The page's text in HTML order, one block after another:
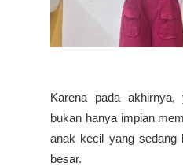
Karena pada akhirnya,
bukan hanya impian
anak kecil yang sedang
besar.